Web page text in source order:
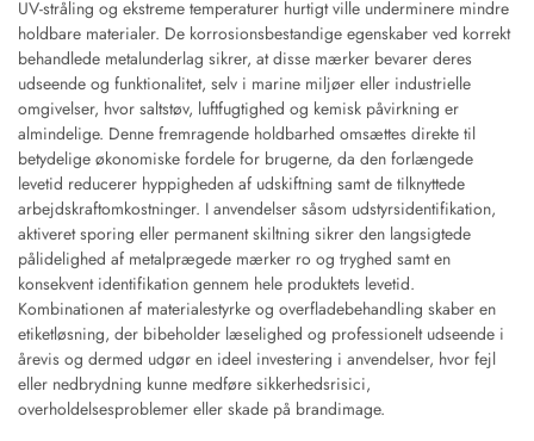
UV-stråling og ekstreme temperaturer hurtigt ville underminere mindre
holdbare materialer. De korrosionsbestandige egenskaber ved korrekt
behandlede metalunderlag sikrer, at disse mærker bevarer deres
udseende og funktionalitet, selv i marine miljøer eller industrielle
omgivelser, hvor saltstøv, luftfugtighed og kemisk påvirkning er
almindelige. Denne fremragende holdbarhed omsættes direkte til
betydelige økonomiske fordele for brugerne, da den forlængede
levetid reducerer hyppigheden af udskiftning samt de tilknyttede
arbejdskraftomkostninger. I anvendelser såsom udstyrsidentifikation,
aktiveret sporing eller permanent skiltning sikrer den langsigtede
pålidelighed af metalprægede mærker ro og tryghed samt en
konsekvent identifikation gennem hele produktets levetid.
Kombinationen af materialestyrke og overfladebehandling skaber en
etiketløsning, der bibeholder læselighed og professionelt udseende i
årevis og dermed udgør en ideel investering i anvendelser, hvor fejl
eller nedbrydning kunne medføre sikkerhedsrisici,
overholdelsesproblemer eller skade på brandimage.